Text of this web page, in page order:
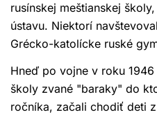
rusínskej meštianskej
ústavu. Niektorí
Grécko-katolícke ruské
Hneď po vojne v roku
školy zvané "baraky" do
ročníka, začali chodiť deti